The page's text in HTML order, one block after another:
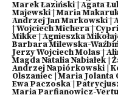
Marek Łaziński|Agata
Majewski|Maria
Andrzej Jan Markowski|
|Wojciech Michera|
Mikke|Agnieszka
Barbara Milewska-
Jerzy Wojciech Molas|
Magda Natalia Nabiałek|
Andrzej Napiórkowski|
Olszaniec|Maria Jolanta
Ewa Paczoska|
Maria Parfianowicz-